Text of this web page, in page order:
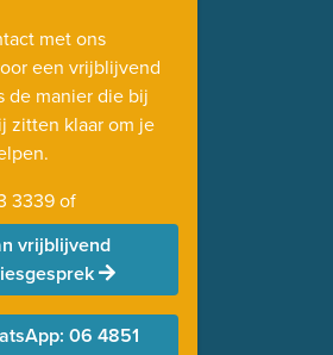
met ons
een vrijblijvend
de manier die bij
zitten klaar om je
3339of
vrijblijvend
06 4851